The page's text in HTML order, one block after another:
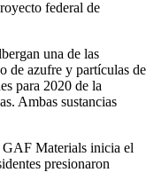
federal de
una de las
de azufre y partículas de
para 2020 de la
Ambas sustancias
GAF Materials inicia el
presionaron